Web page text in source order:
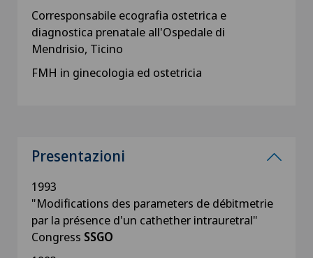
Corresponsabile ecografia ostetrica e
diagnostica prenatale all'Ospedale di
Mendrisio, Ticino
FMH in ginecologia ed ostetricia
Presentazioni
1993
"Modifications des parameters de débitmetrie
par la présence d'un cathether intrauretral"
Congress SSGO